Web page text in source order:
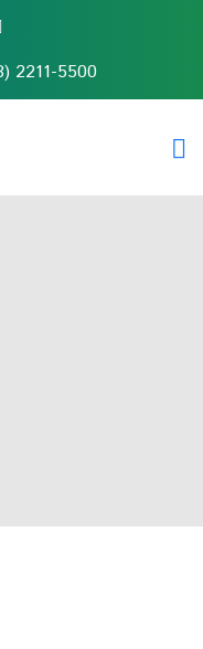
2211-5500